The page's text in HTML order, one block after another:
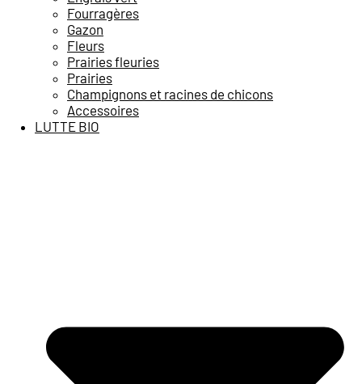
Fourragères
Gazon
Fleurs
Prairies fleuries
Prairies
Champignons et racines de chicons
Accessoires
LUTTE BIO